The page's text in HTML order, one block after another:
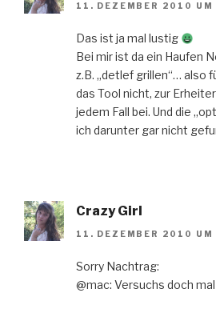
11. DEZEMBER 2010 UM
Das ist ja mal lustig
Bei mir ist da ein Haufen
z.B. „detlef grillen“… also
das Tool nicht, zur
jedem Fall bei. Und die
ich darunter gar nicht
Crazy Girl
11. DEZEMBER 2010 UM
Sorry Nachtrag:
@mac: Versuchs doch